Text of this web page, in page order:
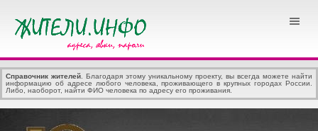
Справочник жителей . Благодаря этому уникальному проекту, вы всегда можете найти
информацию об адресе любого человека, проживающего в крупных городах России.
Либо, наоборот, найти ФИО человека по адресу его проживания.